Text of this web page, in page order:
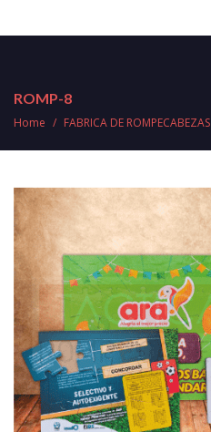
ROMP-8
Home / FABRICA DE ROMPECABEZAS